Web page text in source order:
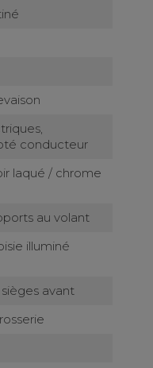
conducteur
laqué / chrome
au volant
illuminé
avant